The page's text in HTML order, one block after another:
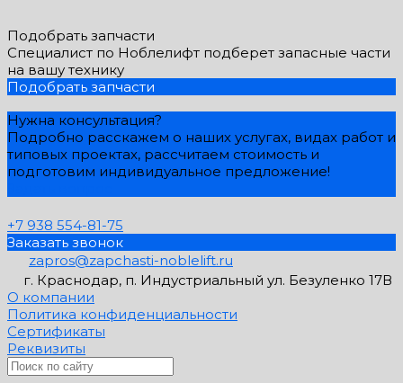
Подобрать запчасти
Специалист по Ноблелифт подберет запасные части
на вашу технику
Подобрать запчасти
Нужна консультация?
Подробно расскажем о наших услугах, видах работ и
типовых проектах, рассчитаем стоимость и
подготовим индивидуальное предложение!
+7 938 554-81-75
Заказать звонок
zapros@zapchasti-noblelift.ru
г. Краснодар, п. Индустриальный ул. Безуленко 17В
О компании
Политика конфиденциальности
Сертификаты
Реквизиты